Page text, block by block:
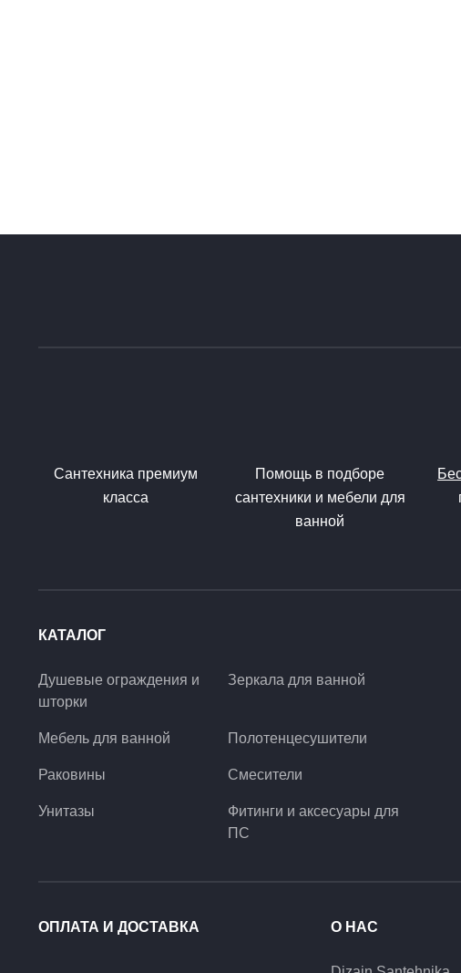
Сантехника премиум
класса
Помощь в подборе
сантехники и мебели для
ванной
КАТАЛОГ
Душевые ограждения и
шторки
Зеркала для ванной
Мебель для ванной Полотенцесушители
Раковины Смесители
Унитазы
Фитинги и аксесуары для
ПС
ОПЛАТА И ДОСТАВКА О НАС